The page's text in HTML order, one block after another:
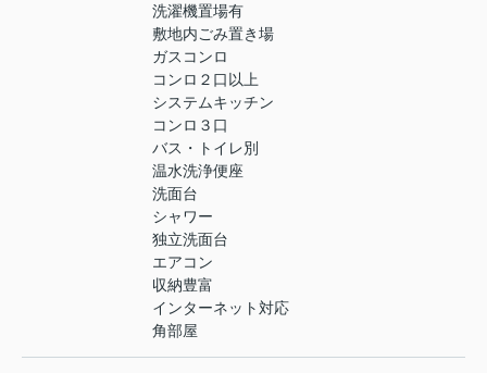
洗濯機置場有
敷地内ごみ置き場
ガスコンロ
コンロ２口以上
システムキッチン
コンロ３口
バス・トイレ別
温水洗浄便座
洗面台
シャワー
独立洗面台
エアコン
収納豊富
インターネット対応
角部屋